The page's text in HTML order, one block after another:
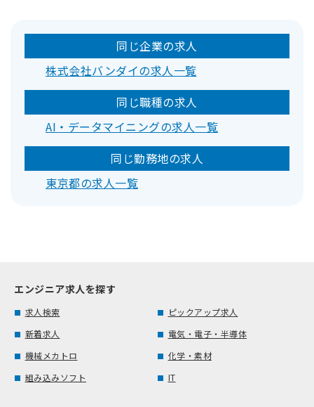
同じ企業の求人
株式会社バンダイの求人一覧
同じ職種の求人
AI・データマイニングの求人一覧
同じ勤務地の求人
東京都の求人一覧
エンジニア求人を探す
求人検索
ピックアップ求人
新着求人
電気・電子・半導体
機械メカトロ
化学・素材
組み込みソフト
IT